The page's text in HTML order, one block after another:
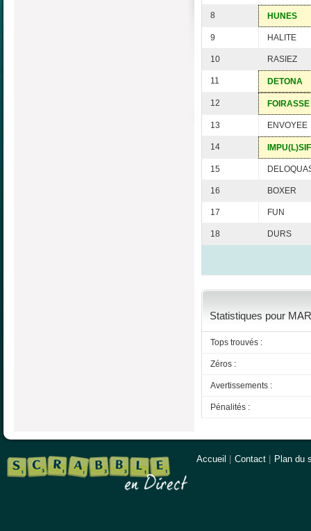
8 HUNES
9 HALITE
10 RASIEZ
11 DETONA
12 FOIRASSE
13 ENVOYEE
14 IMPU(L)SIF
15
16 BOXER
17 FUN
18 DURS
Statistiques pour
Tops trouvés :
Zéros :
Avertissements :
Pénalités :
Accueil Contact Plan du